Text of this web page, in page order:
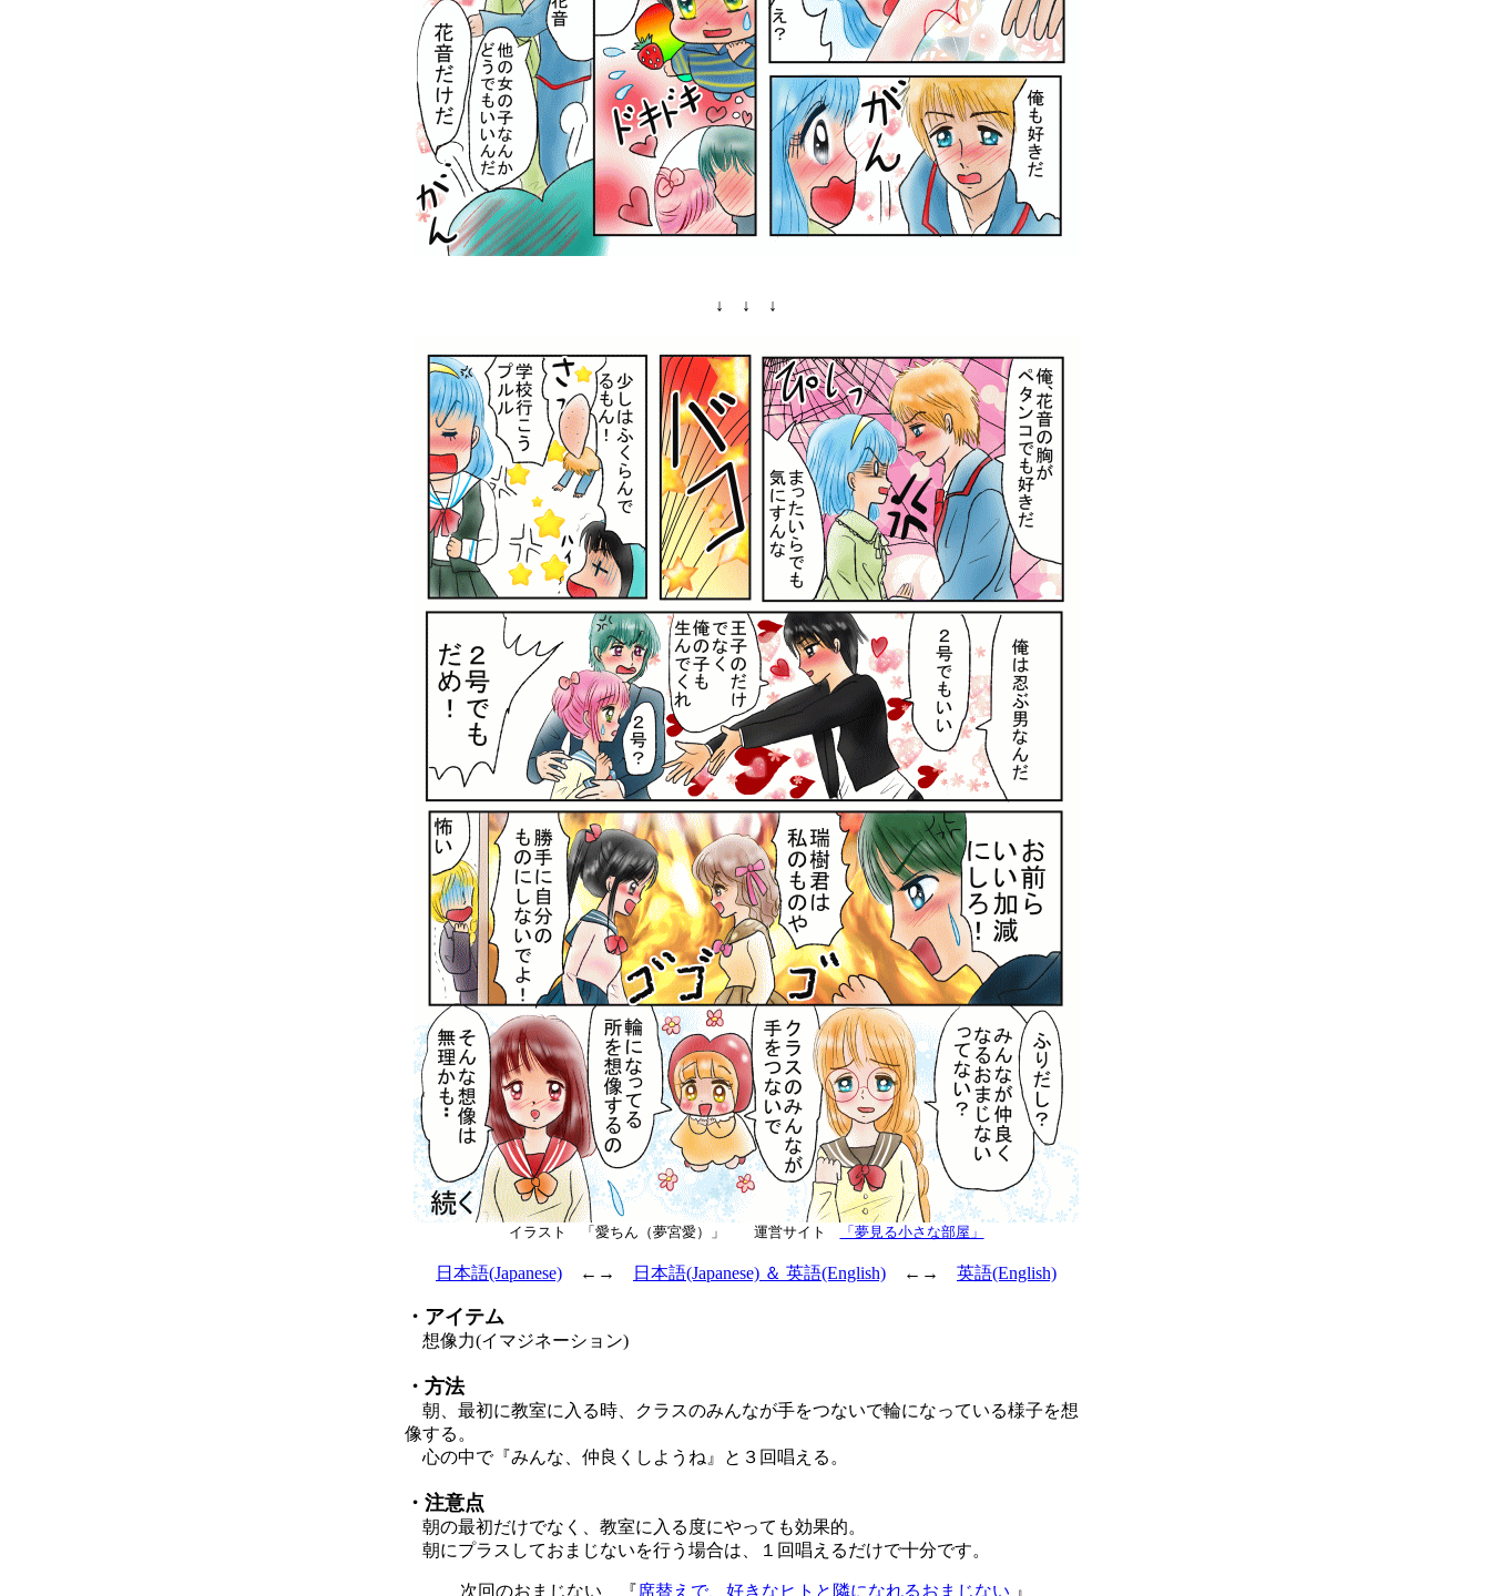
↓ ↓ ↓
イラスト 「愛ちん（夢宮愛）」 運営サイト 「夢見る小さな部屋」
日本語(Japanese) ←→ 日本語(Japanese) ＆ 英語(English) ←→ 英語(English)
・アイテム
想像力(イマジネーション)
・方法
朝、最初に教室に入る時、クラスのみんなが手をつないで輪になっている様子を想
像する。
心の中で『みんな、仲良くしようね』と３回唱える。
・注意点
朝の最初だけでなく、教室に入る度にやっても効果的。
朝にプラスしておまじないを行う場合は、１回唱えるだけで十分です。
次回のおまじない 『席替えで、好きなヒトと隣になれるおまじない 』